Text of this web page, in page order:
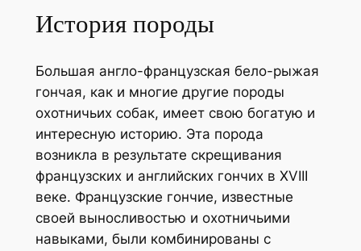
История породы
Большая англо-французская бело-рыжая
гончая, как и многие другие породы
охотничьих собак, имеет свою богатую и
интересную историю. Эта порода
возникла в результате скрещивания
французских и английских гончих в XVIII
веке. Французские гончие, известные
своей выносливостью и охотничьими
навыками, были комбинированы с